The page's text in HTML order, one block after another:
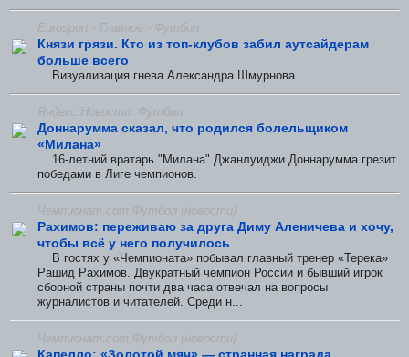
Eurosport - Главное - Футбол
Князи грязи. Кто из топ-клубов забил аутсайдерам
больше всего
Визуализация гнева Александра Шмурнова.
Яндекс.Новости: Футбол
Доннарумма сказал, что родился болельщиком
«Милана»
16-летний вратарь "Милана" Джанлуиджи Доннарумма грезит
победами в Лиге чемпионов.
Чемпионат.com Футбол (новости)
Рахимов: переживаю за друга Диму Аленичева и хочу,
чтобы всё у него получилось
В гостях у «Чемпионата» побывал главный тренер «Терека»
Рашид Рахимов. Двукратный чемпион России и бывший игрок
сборной страны почти два часа отвечал на вопросы
журналистов и читателей. Среди н...
Чемпионат.com Футбол (новости)